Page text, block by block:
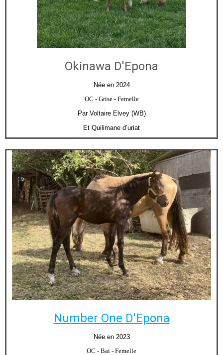
Okinawa D'Epona
Née en 2024
OC - Grise - Femelle
Par Voltaire Elvey (WB)
Et Quilimane d’uriat
Number One D'Epona
Née en 2023
OC - Bai - Femelle